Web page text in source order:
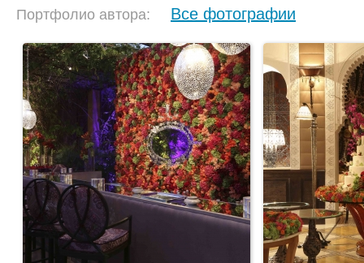
Портфолио автора: Все фотографии